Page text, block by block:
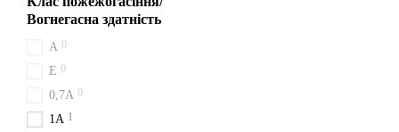
Вогнегасна здатність
A 0
Е 0
0,7А 0
1A 1